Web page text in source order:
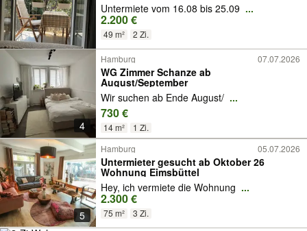
Untermiete vom 16.08 bis 25.09 ...
2.200 €
49 m² 2 Zi.
4
Hamburg 07.07.2026
WG Zimmer Schanze ab
August/September
Wir suchen ab Ende August/ ...
730 €
14 m² 1 Zi.
5
Hamburg 05.07.2026
Untermieter gesucht ab Oktober 26
Wohnung Eimsbüttel
Hey, ich vermiete die Wohnung ...
2.300 €
75 m² 3 Zi.